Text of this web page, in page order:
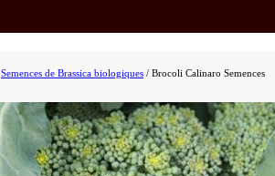
Semences de Brassica biologiques / Brocoli Calinaro Semences